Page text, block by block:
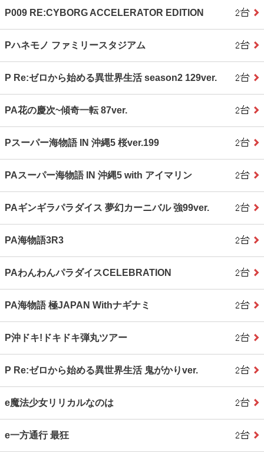
P009 RE:CYBORG ACCELERATOR EDITION
Pハネモノ ファミリースタジアム
P Re:ゼロから始める異世界生活 season2 129ver.
PA花の慶次~傾奇一転 87ver.
Pスーパー海物語 IN 沖縄5 桜ver.199
PAスーパー海物語 IN 沖縄5 with アイマリン
PAギンギラパラダイス 夢幻カーニバル 強99ver.
PA海物語3R3
PAわんわんパラダイスCELEBRATION
PA海物語 極JAPAN Withナギナミ
P沖ドキ!ドキドキ弾丸ツアー
P Re:ゼロから始める異世界生活 鬼がかりver.
e魔法少女リリカルなのは
e一方通行 最狂